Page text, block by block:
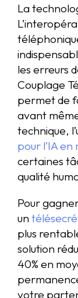
La
les erreurs
Couplage
permet de
avant
technique,
pour l’IA en
certaines
qualité
Pour
un
plus
solution
40% en
votre